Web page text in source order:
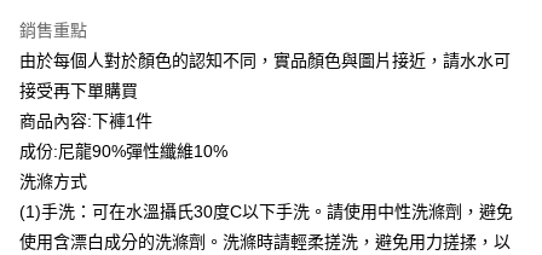
台灣樂天信用卡公司
貨到付款
運送方式
付款後全家取貨
每筆NT$80，滿NT$399(含以上)免運費
付款後7-11取貨
銷售重點
由於每個人對於顏色的認知不同，實品顏色與圖片接近，請水水可
接受再下單購買
商品內容:下褲1件
成份:尼龍90%彈性纖維10%
洗滌方式
(1)手洗：可在水溫攝氏30度C以下手洗。請使用中性洗滌劑，避免
使用含漂白成分的洗滌劑。洗滌時請輕柔搓洗，避免用力搓揉，以